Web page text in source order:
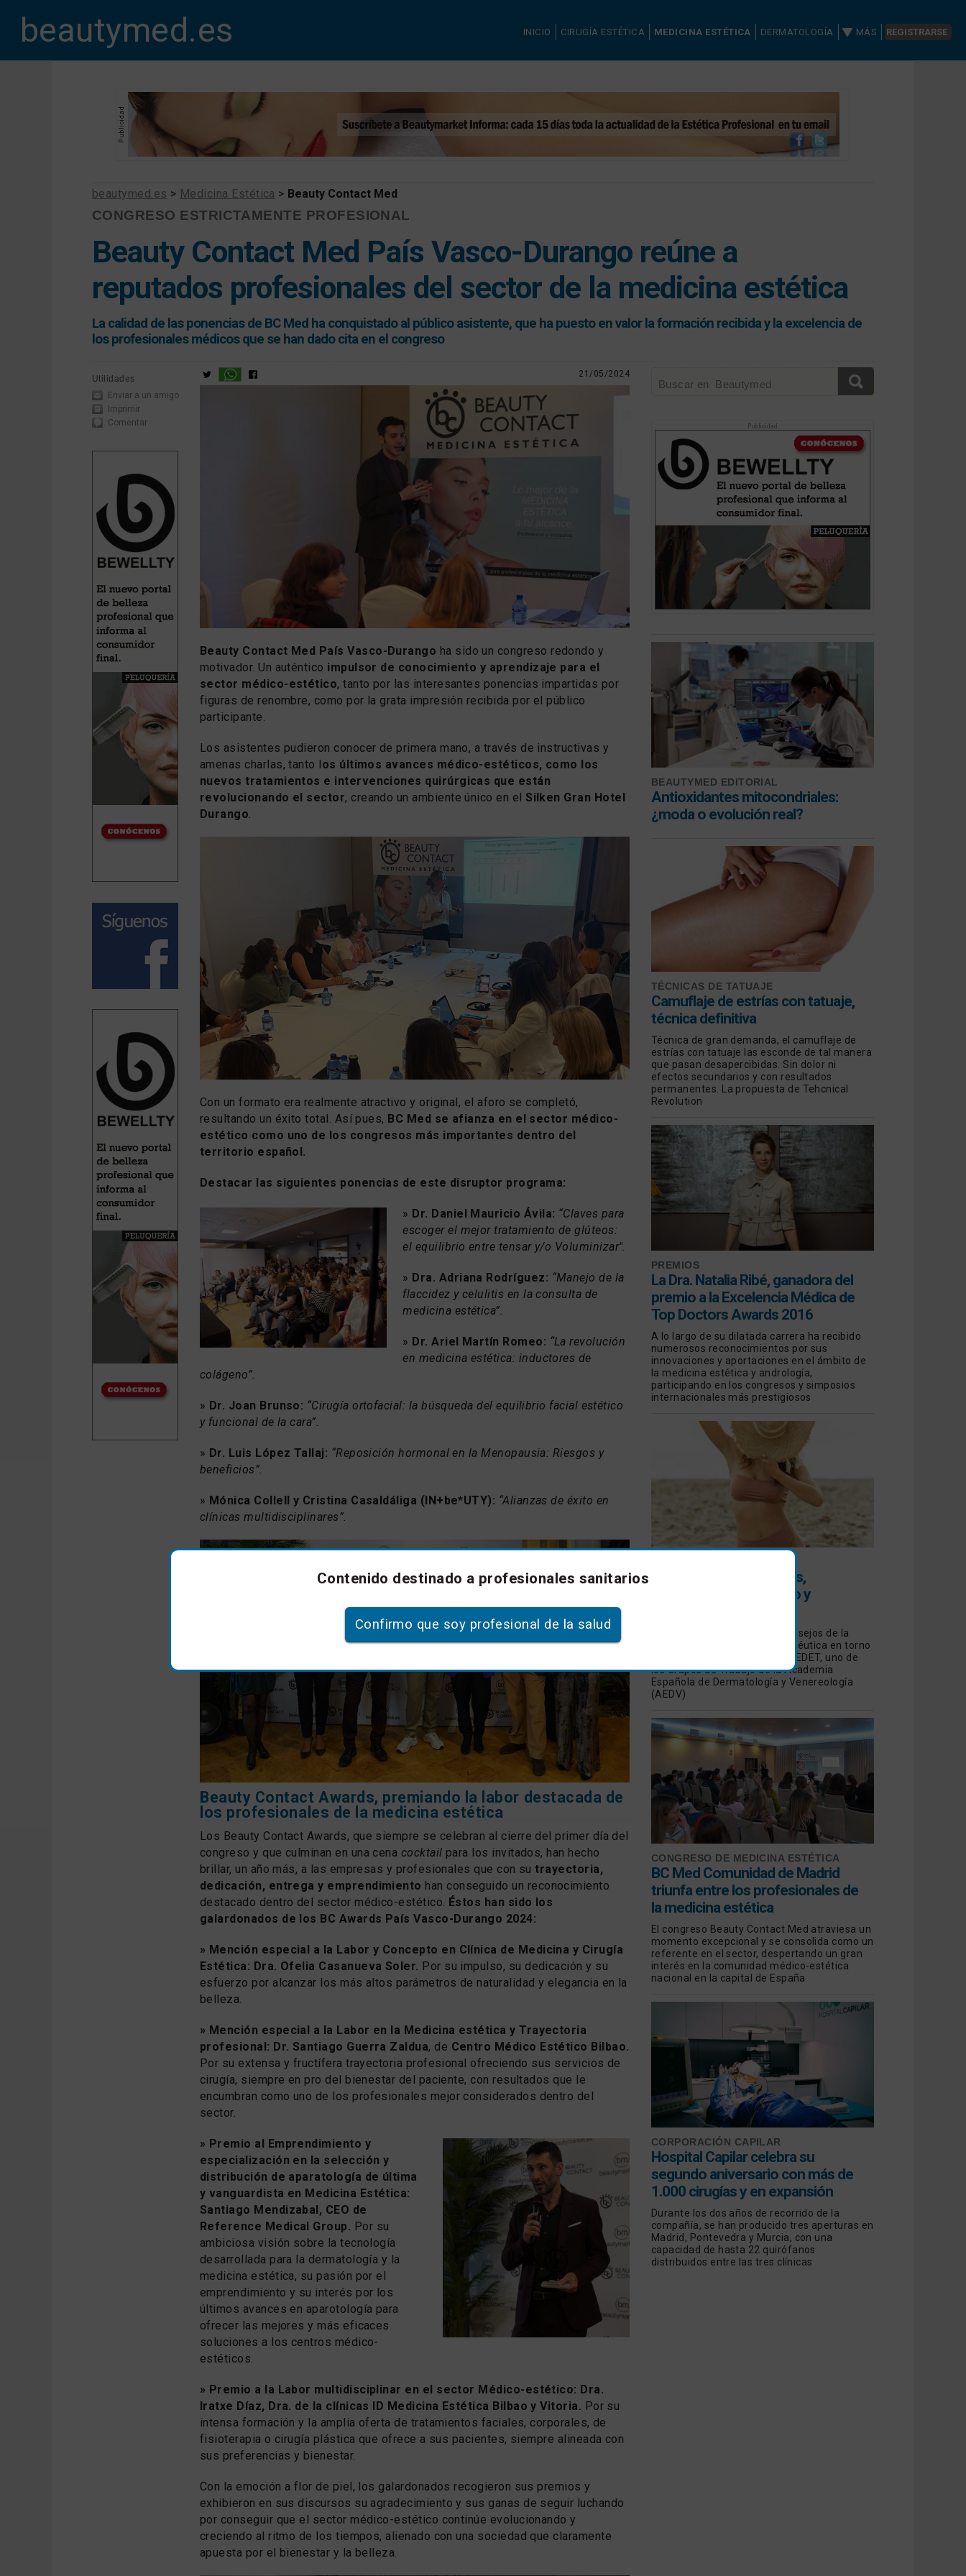
beautymed.es INICIO CIRUGÍA ESTÉTICA MEDICINA ESTÉTICA DERMATOLOGÍA MÁS REGISTRARSE
beautymed.es > Medicina Estética > Beauty Contact Med
CONGRESO ESTRICTAMENTE PROFESIONAL
Beauty Contact Med País Vasco-Durango reúne a
reputados profesionales del sector de la medicina estética
La calidad de las ponencias de BC Med ha conquistado al público asistente, que ha puesto en valor la formación recibida y la excelencia de
los profesionales médicos que se han dado cita en el congreso
Utilidades
Enviar a un amigo
Imprimir
Comentar
BEAUTYMED EDITORIAL
Antioxidantes mitocondriales:
¿moda o evolución real?
TÉCNICAS DE TATUAJE
Camuflaje de estrías con tatuaje,
técnica definitiva
Técnica de gran demanda, el camuflaje de
estrías con tatuaje las esconde de tal manera
que pasan desapercibidas. Sin dolor ni
efectos secundarios y con resultados
permanentes. La propuesta de Tehcnical
Revolution
PREMIOS
La Dra. Natalia Ribé, ganadora del
premio a la Excelencia Médica de
Top Doctors Awards 2016
A lo largo de su dilatada carrera ha recibido
numerosos reconocimientos por sus
innovaciones y aportaciones en el ámbito de
la medicina estética y andrología,
participando en los congresos y simposios
internacionales más prestigiosos
Todo sobre las manchas,
prevención, diagnóstico y
Revisamos las opiniones y consejos de la
Dermatología Estética y Terapéutica en torno
a las manchas de manos de GEDET, uno de
los Grupos de Trabajo de la Academia
Española de Dermatología y Venereología
(AEDV)
CONGRESO DE MEDICINA ESTÉTICA
BC Med Comunidad de Madrid
triunfa entre los profesionales de
la medicina estética
El congreso Beauty Contact Med atraviesa un
momento excepcional y se consolida como un
referente en el sector, despertando un gran
interés en la comunidad médico-estética
nacional en la capital de España
CORPORACIÓN CAPILAR
Hospital Capilar celebra su
segundo aniversario con más de
1.000 cirugías y en expansión
Durante los dos años de recorrido de la
compañía, se han producido tres aperturas en
Madrid, Pontevedra y Murcia, con una
capacidad de hasta 22 quirófanos
distribuidos entre las tres clínicas
21/05/2024
Beauty Contact Med País Vasco-Durango ha sido un congreso redondo y
motivador. Un auténtico impulsor de conocimiento y aprendizaje para el
sector médico-estético, tanto por las interesantes ponencias impartidas por
figuras de renombre, como por la grata impresión recibida por el público
participante.
Los asistentes pudieron conocer de primera mano, a través de instructivas y
amenas charlas, tanto los últimos avances médico-estéticos, como los
nuevos tratamientos e intervenciones quirúrgicas que están
revolucionando el sector, creando un ambiente único en elSilken Gran Hotel
Durango.
Con un formato era realmente atractivo y original, el aforo se completó,
resultando un éxito total. Así pues, BC Med se afianza en el sector médico-
estético como uno de los congresos más importantes dentro del
territorio español.
Destacar las siguientes ponencias de este disruptor programa:
» Dr. Daniel Mauricio Ávila: “Claves para
escoger el mejor tratamiento de glúteos:
el equilibrio entre tensar y/o Voluminizar".
» Dra. Adriana Rodríguez: “Manejo de la
flaccidez y celulitis en la consulta de
medicina estética”.
» Dr. Ariel Martín Romeo: “La revolución
en medicina estética: inductores de
colágeno”.
» Dr. Joan Brunso: “Cirugía ortofacial: la búsqueda del equilibrio facial estético
y funcional de la cara”.
» Dr. Luis López Tallaj: “Reposición hormonal en la Menopausia: Riesgos y
beneficios”.
» Mónica Collell y Cristina Casaldáliga (IN+be*UTY): “Alianzas de éxito en
clínicas multidisciplinares”.
Beauty Contact Awards, premiando la labor destacada de
los profesionales de la medicina estética
Los Beauty Contact Awards, que siempre se celebran al cierre del primer día del
congreso y que culminan en una cena cocktail para los invitados, han hecho
brillar, un año más, a las empresas y profesionales que con su trayectoria,
dedicación, entrega y emprendimiento han conseguido un reconocimiento
destacado dentro del sector médico-estético. Éstos han sido los
galardonados de los BC Awards País Vasco-Durango 2024:
» Mención especial a la Labor y Concepto en Clínica de Medicina y Cirugía
Estética: Dra. Ofelia Casanueva Soler. Por su impulso, su dedicación y su
esfuerzo por alcanzar los más altos parámetros de naturalidad y elegancia en la
belleza.
» Mención especial a la Labor en la Medicina estética y Trayectoria
profesional: Dr. Santiago Guerra Zaldua, de Centro Médico Estético Bilbao.
Por su extensa y fructífera trayectoria profesional ofreciendo sus servicios de
cirugía, siempre en pro del bienestar del paciente, con resultados que le
encumbran como uno de los profesionales mejor considerados dentro del
sector.
» Premio al Emprendimiento y
especialización en la selección y
distribución de aparatología de última
y vanguardista en Medicina Estética:
Santiago Mendizabal, CEO de
Reference Medical Group. Por su
ambiciosa visión sobre la tecnología
desarrollada para la dermatología y la
medicina estética, su pasión por el
emprendimiento y su interés por los
últimos avances en aparotología para
ofrecer las mejores y más eficaces
soluciones a los centros médico-
estéticos.
» Premio a la Labor multidisciplinar en el sector Médico-estético: Dra.
Iratxe Díaz, Dra. de la clínicas ID Medicina Estética Bilbao y Vitoria. Por su
intensa formación y la amplia oferta de tratamientos faciales, corporales, de
fisioterapia o cirugía plástica que ofrece a sus pacientes, siempre alineada con
sus preferencias y bienestar.
Con la emoción a flor de piel, los galardonados recogieron sus premios y
exhibieron en sus discursos su agradecimiento y sus ganas de seguir luchando
por conseguir que el sector médico-estético continúe evolucionando y
creciendo al ritmo de los tiempos, alienado con una sociedad que claramente
apuesta por el bienestar y la belleza.
Contenido destinado a profesionales sanitarios
Confirmo que soy profesional de la salud